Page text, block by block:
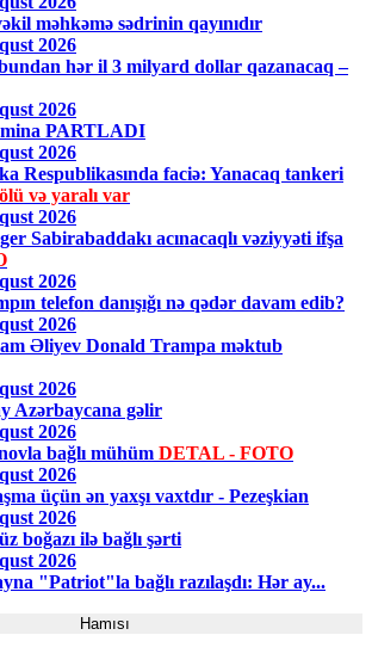
məhkəmə sədrinin qayınıdır
2026
hər il 3 milyard dollar qazanacaq –
2026
mina PARTLADI
2026
Respublikasında faciə: Yanacaq tankeri
və yaralı var
2026
Sabirabaddakı acınacaqlı vəziyyəti ifşa
2026
telefon danışığı nə qədər davam edib?
2026
Əliyev Donald Trampa məktub
2026
Azərbaycana gəlir
2026
bağlı mühüm DETAL - FOTO
2026
üçün ən yaxşı vaxtdır - Pezeşkian
2026
boğazı ilə bağlı şərti
2026
"Patriot"la bağlı razılaşdı: Hər ay...
Hamısı